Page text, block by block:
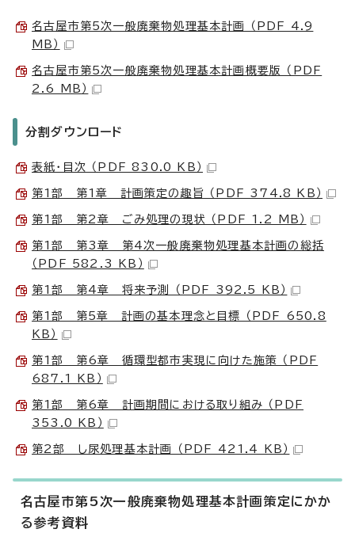
名古屋市第5次一般廃棄物処理基本計画 （PDF 4.9
MB）
名古屋市第5次一般廃棄物処理基本計画概要版 （PDF
2.6 MB）
分割ダウンロード
表紙・目次 （PDF 830.0 KB）
第1部 第1章 計画策定の趣旨 （PDF 374.8 KB）
第1部 第2章 ごみ処理の現状 （PDF 1.2 MB）
第1部 第3章 第4次一般廃棄物処理基本計画の総括
（PDF 582.3 KB）
第1部 第4章 将来予測 （PDF 392.5 KB）
第1部 第5章 計画の基本理念と目標 （PDF 650.8
KB）
第1部 第6章 循環型都市実現に向けた施策 （PDF
687.1 KB）
第1部 第6章 計画期間における取り組み （PDF
353.0 KB）
第2部 し尿処理基本計画 （PDF 421.4 KB）
名古屋市第5次一般廃棄物処理基本計画策定にかか
る参考資料